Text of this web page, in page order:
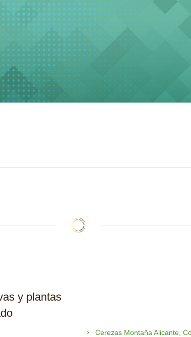
y plantas
Cerezas Montaña Alicante,